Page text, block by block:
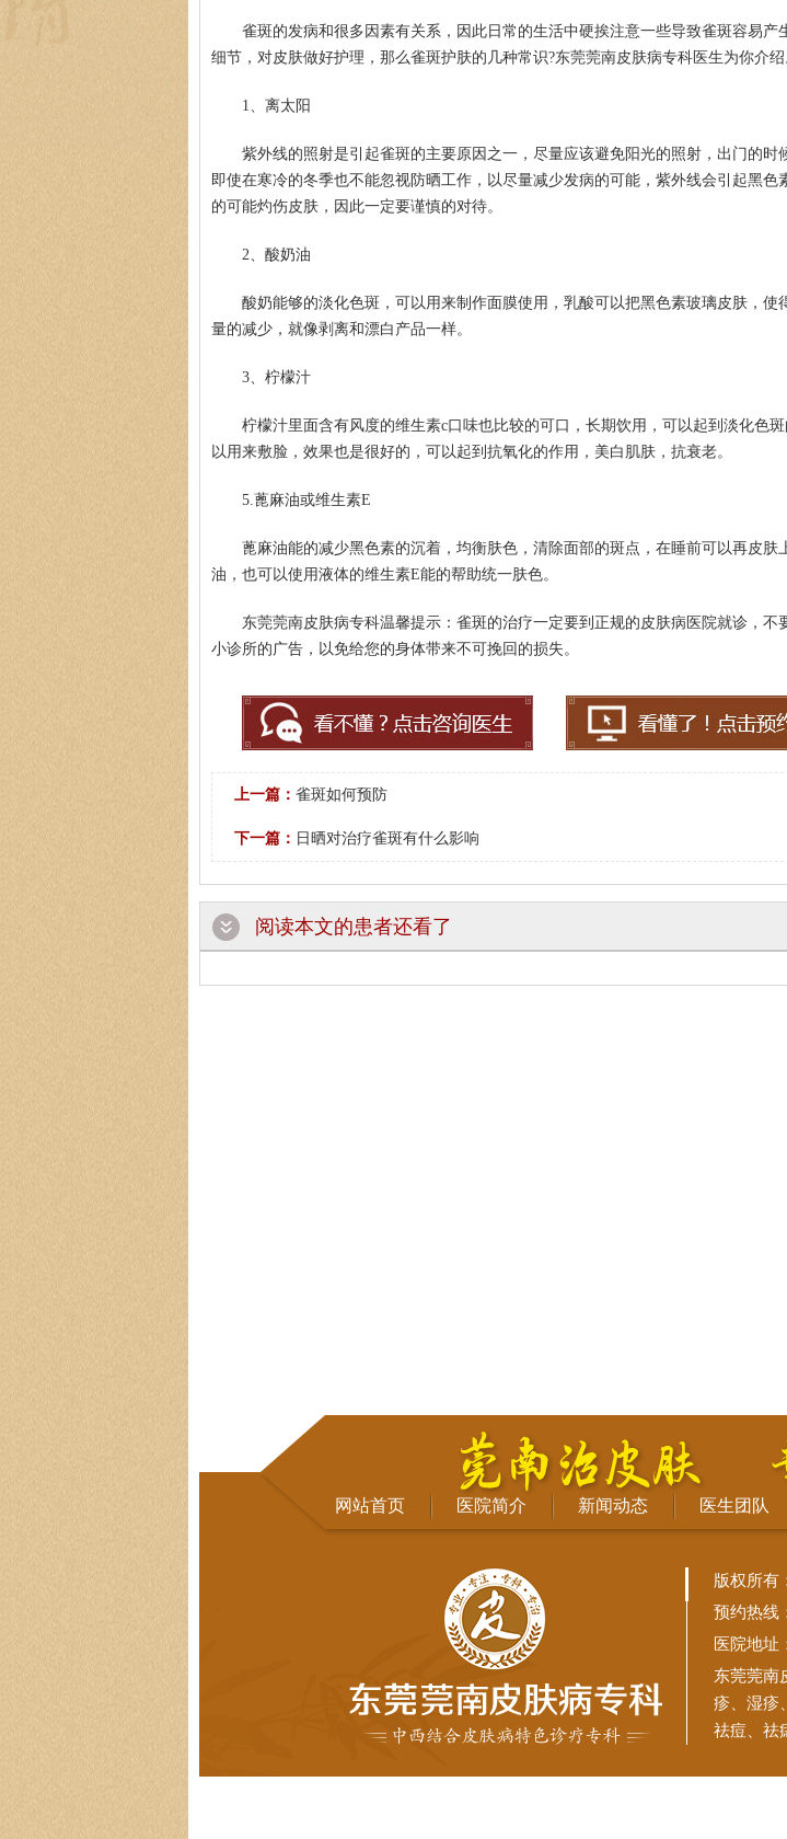
雀斑的发病和很多因素有关系，因此日常的生活中硬挨注意一些导致雀斑容易产
细节，对皮肤做好护理，那么雀斑护肤的几种常识?东莞莞南皮肤病专科医生为你介绍
1、离太阳
紫外线的照射是引起雀斑的主要原因之一，尽量应该避免阳光的照射，出门的时
即使在寒冷的冬季也不能忽视防晒工作，以尽量减少发病的可能，紫外线会引起黑色
的可能灼伤皮肤，因此一定要谨慎的对待。
2、酸奶油
酸奶能够的淡化色斑，可以用来制作面膜使用，乳酸可以把黑色素玻璃皮肤，使
量的减少，就像剥离和漂白产品一样。
3、柠檬汁
柠檬汁里面含有风度的维生素c口味也比较的可口，长期饮用，可以起到淡化色
以用来敷脸，效果也是很好的，可以起到抗氧化的作用，美白肌肤，抗衰老。
5.蓖麻油或维生素E
蓖麻油能的减少黑色素的沉着，均衡肤色，清除面部的斑点，在睡前可以再皮肤
油，也可以使用液体的维生素E能的帮助统一肤色。
东莞莞南皮肤病专科温馨提示：雀斑的治疗一定要到正规的皮肤病医院就诊，不
小诊所的广告，以免给您的身体带来不可挽回的损失。
上一篇： 雀斑如何预防
下一篇： 日晒对治疗雀斑有什么影响
阅读本文的患者还看了
网站首页 医院简介 新闻动态 医生团队
版权所有
预约热线
医院地址
东莞莞南
疹、湿疹
祛痘、祛